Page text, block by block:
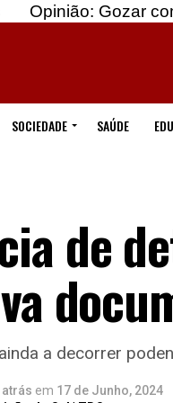
Gozar com doentes
SOCIEDADE SAÚDE
de
a decorrer
atrás em 17 de Junho, 2024